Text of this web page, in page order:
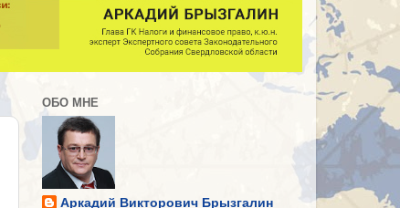
ОБО МНЕ
Аркадий Викторович Брызгалин